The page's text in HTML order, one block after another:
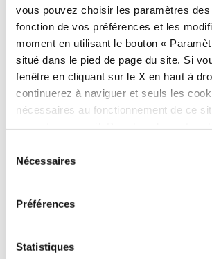
vous pouvez choisir les paramètres
fonction de vos préférences et les
moment en utilisant le bouton «
situé dans le pied de page du site. Si
fenêtre en cliquant sur le X en haut à
continuerez à naviguer et seuls les
nécessaires au fonctionnement de ce
Nécessaires
Préférences
Statistiques
Renaissance et contenait une
Vierge Marie d’Andrea della
à San Quirico).
Près de Montalcino, vous
Sant'Antimo, l'un des plus
romans de Toscane, construit
entourées d’un halo légendaire
Rome avec ses disciples par la
dans la vallée de Starcia et y